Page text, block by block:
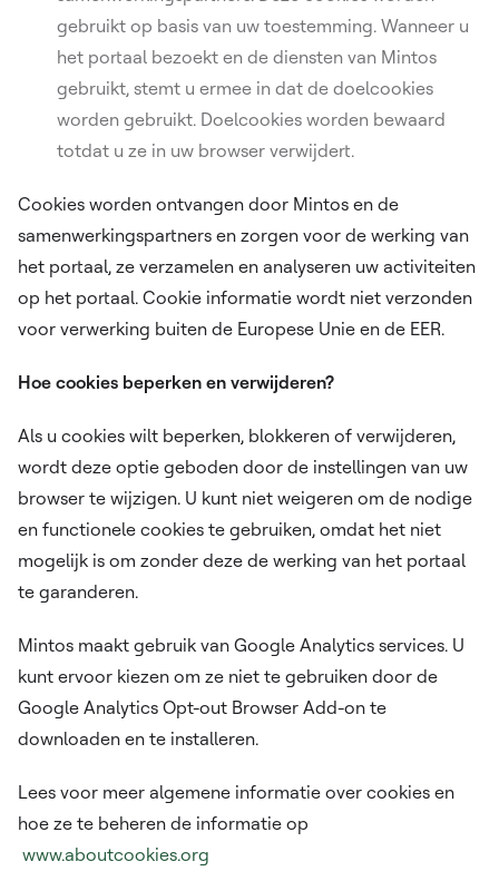
gebruikt op basis van uw toestemming. Wanneer u
het portaal bezoekt en de diensten van Mintos
gebruikt, stemt u ermee in dat de doelcookies
worden gebruikt. Doelcookies worden bewaard
totdat u ze in uw browser verwijdert.
Cookies worden ontvangen door Mintos en de
samenwerkingspartners en zorgen voor de werking van
het portaal, ze verzamelen en analyseren uw activiteiten
op het portaal. Cookie informatie wordt niet verzonden
voor verwerking buiten de Europese Unie en de EER.
Hoe cookies beperken en verwijderen?
Als u cookies wilt beperken, blokkeren of verwijderen,
wordt deze optie geboden door de instellingen van uw
browser te wijzigen. U kunt niet weigeren om de nodige
en functionele cookies te gebruiken, omdat het niet
mogelijk is om zonder deze de werking van het portaal
te garanderen.
Mintos maakt gebruik van Google Analytics services. U
kunt ervoor kiezen om ze niet te gebruiken door de
Google Analytics Opt-out Browser Add-on te
downloaden en te installeren.
Lees voor meer algemene informatie over cookies en
hoe ze te beheren de informatie op
www.aboutcookies.org